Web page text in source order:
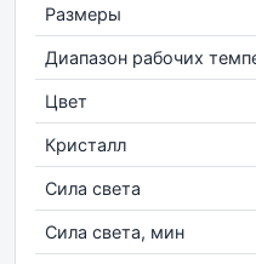
Размеры
Диапазон рабочих
Цвет
Кристалл
Сила света
Сила света, мин